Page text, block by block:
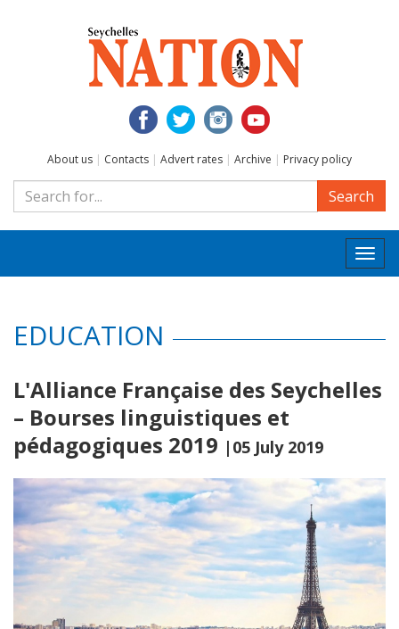
About us | Contacts | Advert rates | Archive | Privacy policy
Search
EDUCATION
L'Alliance Française des Seychelles
– Bourses linguistiques et
pédagogiques 2019 |05 July 2019